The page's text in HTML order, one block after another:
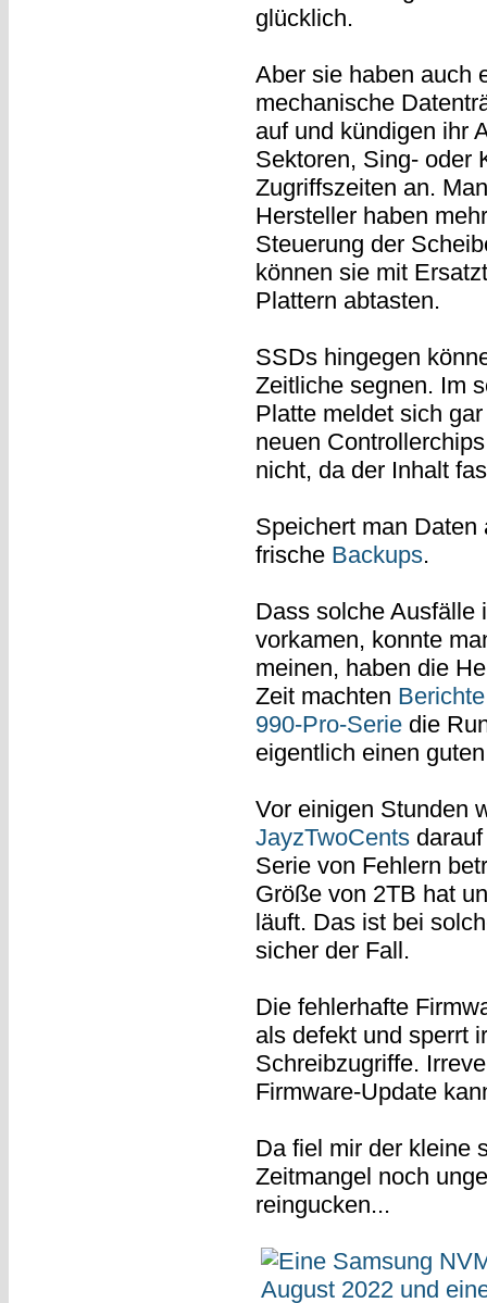
glücklich.
Aber sie haben auch
mechanische
auf und kündigen ihr
Sektoren, Sing- oder
Zugriffszeiten an.
Hersteller haben
Steuerung der
können sie mit
Plattern abtasten.
SSDs hingegen
Zeitliche segnen. Im
Platte meldet sich
neuen
nicht, da der Inhalt
Speichert man
frische Backups.
Dass solche Ausfälle
vorkamen, konnte
meinen, haben die
Zeit machten
990-Pro-Seriedie
eigentlich einen
Vor einigen Stunden
JayzTwoCentsdarauf
Serie von Fehlern
Größe von 2TB hat
läuft. Das ist bei
sicher der Fall.
Die fehlerhafte
als defekt und sperrt
Schreibzugriffe.
Firmware-Update
Da fiel mir der kleine
Zeitmangel noch
reingucken...